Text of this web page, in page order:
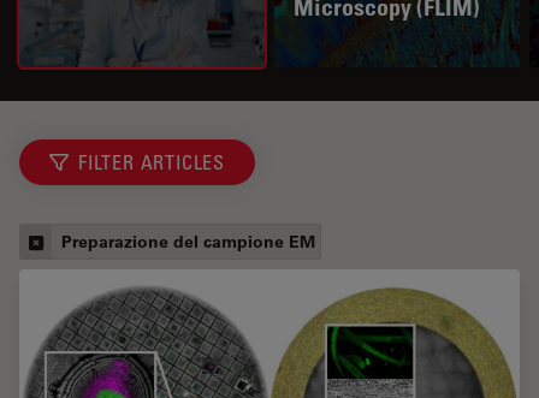
Microscopy (FLIM)
FILTER ARTICLES
Preparazione del campione EM